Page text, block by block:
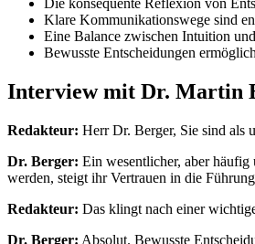
Die konsequente Reflexion von
Klare Kommunikationswege sind
Eine Balance zwischen Intuition
Bewusste Entscheidungen
Interview mit Dr. Martin
Redakteur: Herr Dr. Berger, Sie sind als
Dr. Berger: Ein wesentlicher, aber häufig
werden, steigt ihr Vertrauen in die
Redakteur: Das klingt nach einer
Dr. Berger: Absolut. Bewusste